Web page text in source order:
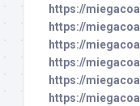
https://
https://
https://
https://
https://
https://